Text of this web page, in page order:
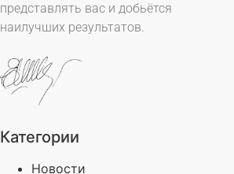
представлять вас и добьётся
наилучших результатов.
Категории
Новости